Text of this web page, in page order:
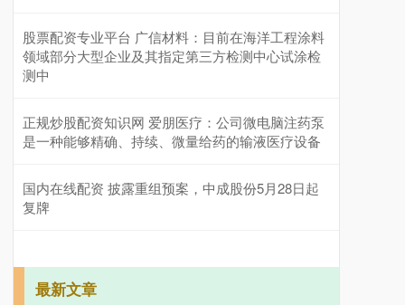
股票配资专业平台 广信材料：目前在海洋工程涂料
领域部分大型企业及其指定第三方检测中心试涂检
测中
正规炒股配资知识网 爱朋医疗：公司微电脑注药泵
是一种能够精确、持续、微量给药的输液医疗设备
国内在线配资 披露重组预案，中成股份5月28日起
复牌
最新文章